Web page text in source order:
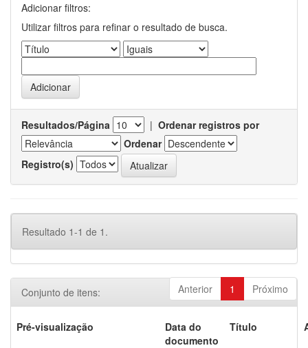
Adicionar filtros:
Utilizar filtros para refinar o resultado de busca.
Resultados/Página | Ordenar registros por
Ordenar
Registro(s)
Resultado 1-1 de 1.
Anterior 1 Próximo
Conjunto de itens:
Pré-visualização
Data do
documento
Título